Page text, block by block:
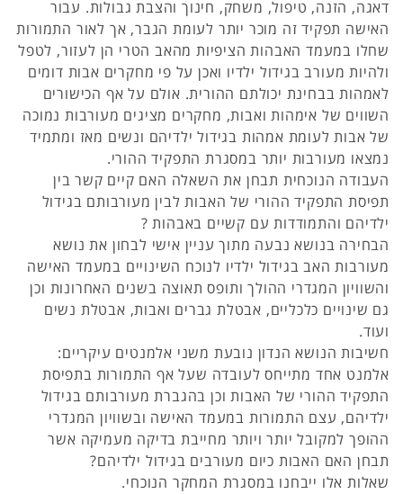
דאגה, הזנה, טיפול, משחק, חינוך והצבת גבולות. עבור
האישה תפקיד זה מוכר יותר לעומת הגבר, אך לאור התמורות
שחלו במעמד האבהות הציפיות מהאב הטרי הן לעזור, לטפל
ולהיות מעורב בגידול ילדיו ואכן על פי מחקרים אבות דומים
לאמהות בבחינת יכולתם ההורית. אולם על אף הכישורים
השווים של אימהות ואבות, מחקרים מציגים מעורבות נמוכה
של אבות לעומת אמהות בגידול ילדיהם ונשים מאז ומתמיד
נמצאו מעורבות יותר במסגרת התפקיד ההורי.
העבודה הנוכחית תבחן את השאלה האם קיים קשר בין
תפיסת התפקיד ההורי של האבות לבין מעורבותם בגידול
ילדיהם והתמודדות עם קשיים באבהות ?
הבחירה בנושא נבעה מתוך עניין אישי לבחון את נושא
מעורבות האב בגידול ילדיו לנוכח השינויים במעמד האישה
והשוויון המגדרי ההולך ותופס תאוצה בשנים האחרונות וכן
גם שינויים כלכליים, אבטלת גברים ואבות, אבטלת נשים
ועוד.
חשיבות הנושא הנדון נובעת משני אלמנטים עיקריים:
אלמנט אחד מתייחס לעובדה שעל אף התמורות בתפיסת
התפקיד ההורי של האבות וכן בהגברת מעורבותם בגידול
ילדיהם, עצם התמורות במעמד האישה ובשוויון המגדרי
ההופך למקובל יותר ויותר מחייבת בדיקה מעמיקה אשר
תבחן האם האבות כיום מעורבים בגידול ילדיהם?
שאלות אלו ייבחנו במסגרת המחקר הנוכחי.